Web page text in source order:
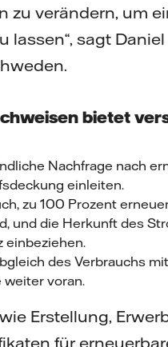
zu verändern, um
sagt
bietet
Nachfrage nach
einleiten.
zu 100 Prozent
und die Herkunft des
einbeziehen.
des Verbrauchs
weiter voran.
Erstellung,
für